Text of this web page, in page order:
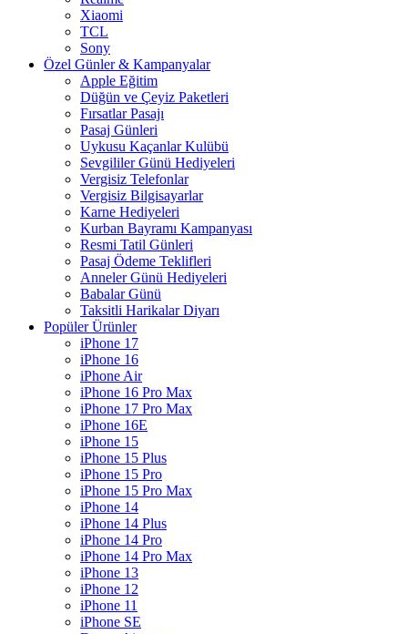
Xiaomi
TCL
Sony
Özel Günler & Kampanyalar
Apple Eğitim
Düğün ve Çeyiz Paketleri
Fırsatlar Pasajı
Pasaj Günleri
Uykusu Kaçanlar Kulübü
Sevgililer Günü Hediyeleri
Vergisiz Telefonlar
Vergisiz Bilgisayarlar
Karne Hediyeleri
Kurban Bayramı Kampanyası
Resmi Tatil Günleri
Pasaj Ödeme Teklifleri
Anneler Günü Hediyeleri
Babalar Günü
Taksitli Harikalar Diyarı
Popüler Ürünler
iPhone 17
iPhone 16
iPhone Air
iPhone 16 Pro Max
iPhone 17 Pro Max
iPhone 16E
iPhone 15
iPhone 15 Plus
iPhone 15 Pro
iPhone 15 Pro Max
iPhone 14
iPhone 14 Plus
iPhone 14 Pro
iPhone 14 Pro Max
iPhone 13
iPhone 12
iPhone 11
iPhone SE